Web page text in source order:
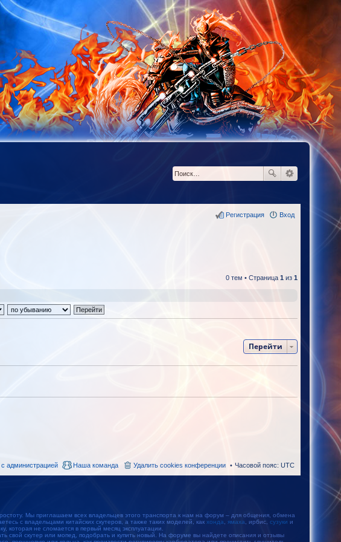
Вход
Регистрация
0 тем • Страница 1 из 1
Перейти
Часовой пояс: UTC
Удалить cookies конференции
Наша команда
администрацией
Мы приглашаем всех владельцев этого транспорта к нам на форум – для общения, обмена
с владельцами китайских скутеров, а также таких моделей, как хонда ямаха , ирбис, сузуки и
которая не сломается в первый месяц эксплуатации.
скутер или мопед, подобрать и купить новый. На форуме вы найдете описания и отзывы